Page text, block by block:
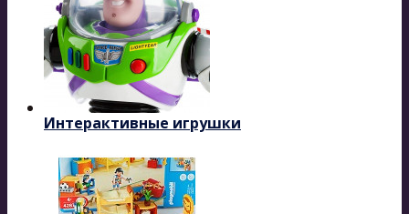
Интерактивные игрушки